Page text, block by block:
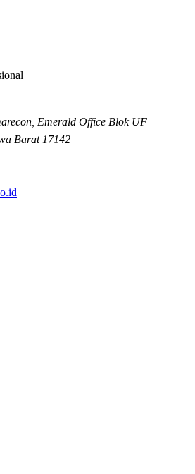
Emerald Office Blok UF
Barat 17142